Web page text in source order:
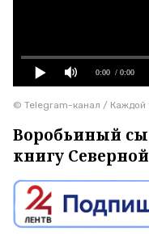
0:00 / 0:00
© Telegram-канал / Каждой
Воробьиный
книгу